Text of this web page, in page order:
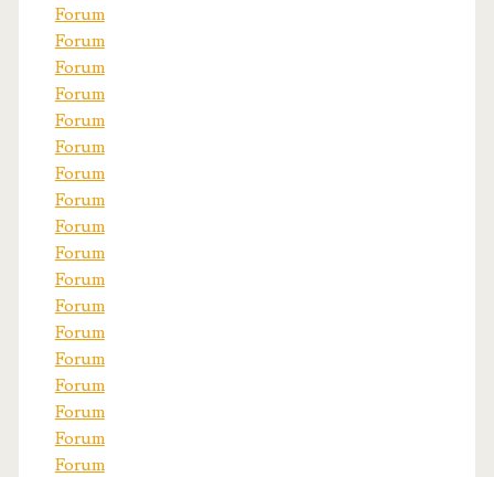
Forum
Forum
Forum
Forum
Forum
Forum
Forum
Forum
Forum
Forum
Forum
Forum
Forum
Forum
Forum
Forum
Forum
Forum